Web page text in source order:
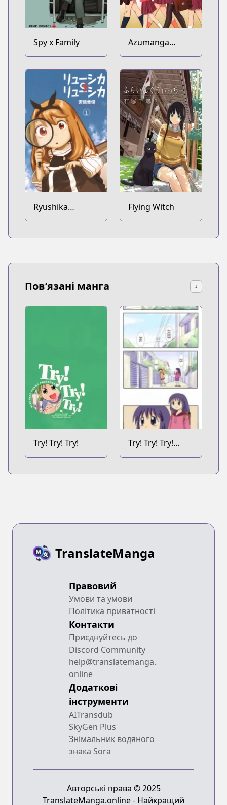
Spy x Family
Azumanga
Daioh
Ryushika
Ryushika
Flying Witch
Пов’язані манга ↓
Try! Try! Try!
Try! Try! Try!
Webcomics
TranslateManga
Правовий
Умови та умови
Політика приватності
Контакти
Приєднуйтесь до
Discord Community
help@translatemanga.
online
Додаткові
інструменти
AITransdub
SkyGen Plus
Знімальник водяного
знака Sora
Авторські права © 2025
TranslateManga.online - Найкращий